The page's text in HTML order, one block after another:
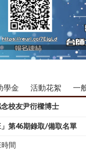
學金 活動花絮 一
校友尹衍樑博士
」第46期錄取/備取名單
間